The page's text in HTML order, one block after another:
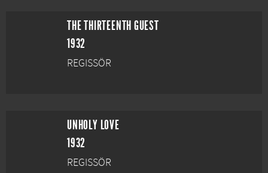
THE THIRTEENTH GUEST
1932
REGISSÖR
UNHOLY LOVE
1932
REGISSÖR